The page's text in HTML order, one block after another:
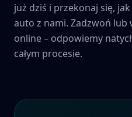
już dziś i przekonaj się,
auto z nami. Zadzwoń lub
online – odpowiemy
całym procesie.